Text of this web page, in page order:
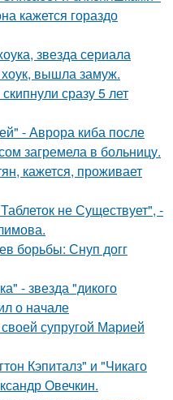
кажется гораздо
звезда сериала
вышла замуж.
сразу 5 лет
- Аврора киба после
загремела в больницу.
кажется, проживает
не Существует", -
борьбы: Снуп догг
- звезда "дикого
о начале
супругой Марией
Кэпиталз" и "Чикаго
Овечкин.